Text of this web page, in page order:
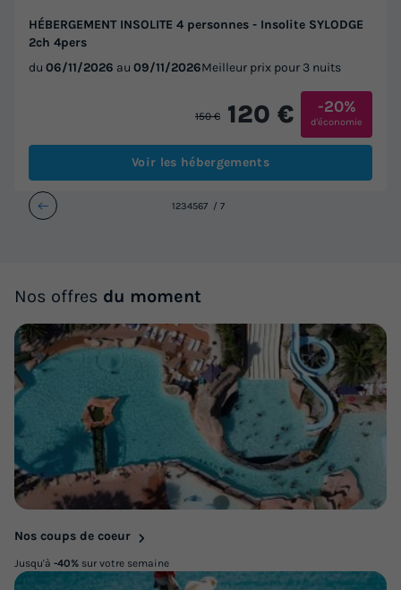
HÉBERGEMENT INSOLITE 4 personnes - Insolite SYLODGE
2ch 4pers
du 06/11/2026 au 09/11/2026Meilleur prix pour 3 nuits
150 € 120 € -20%
d'économie
Voir les hébergements
1234567
Nos offres du moment
Nos coups de coeur
Jusqu'à -40% sur votre semaine